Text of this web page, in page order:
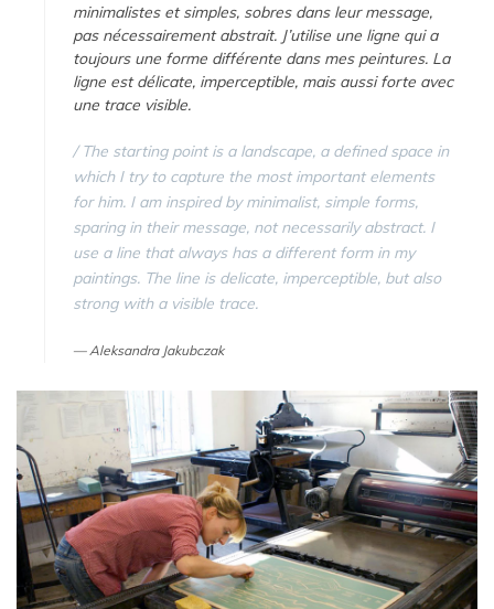
minimalistes et simples, sobres dans leur message,
pas nécessairement abstrait. J’utilise une ligne qui a
toujours une forme différente dans mes peintures. La
ligne est délicate, imperceptible, mais aussi forte avec
une trace visible.
/ The starting point is a landscape, a defined space in
which I try to capture the most important elements
for him. I am inspired by minimalist, simple forms,
sparing in their message, not necessarily abstract. I
use a line that always has a different form in my
paintings. The line is delicate, imperceptible, but also
strong with a visible trace.
Aleksandra Jakubczak